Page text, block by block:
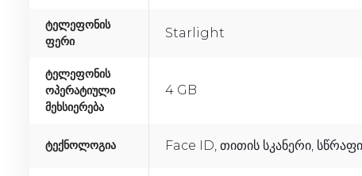
Ტელეფონის
Ფერი
Starlight
Ტელეფონის
Ოპერატიული
Მეხსიერება
4 GB
Ტექნოლოგია Face ID, Თითის Სკანერი,